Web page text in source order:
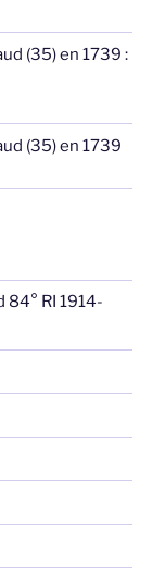
(35) en 1739 :
(35) en 1739
84° RI 1914-